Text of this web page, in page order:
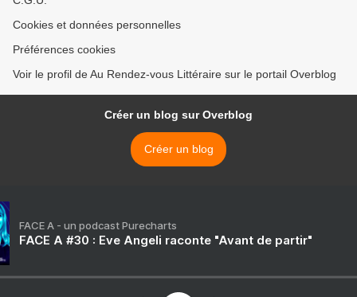
Cookies et données personnelles
Préférences cookies
Voir le profil de Au Rendez-vous Littéraire sur le portail Overblog
Créer un blog sur Overblog
Créer un blog
FACE A - un podcast Purecharts
FACE A #30 : Eve Angeli raconte "Avant de partir"